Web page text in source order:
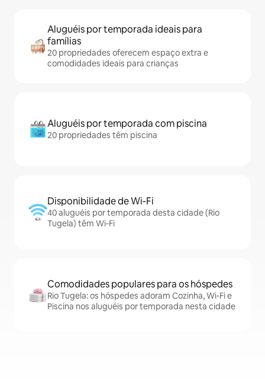
Aluguéis por temporada ideais para
famílias
20 propriedades oferecem espaço extra e
comodidades ideais para crianças
Aluguéis por temporada com piscina
20 propriedades têm piscina
Disponibilidade de Wi-Fi
40 aluguéis por temporada desta cidade (Rio
Tugela) têm Wi-Fi
Comodidades populares para os hóspedes
Rio Tugela: os hóspedes adoram Cozinha, Wi-Fi e
Piscina nos aluguéis por temporada nesta cidade